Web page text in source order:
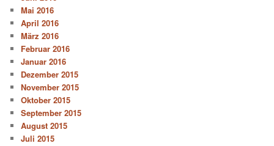
Mai 2016
April 2016
März 2016
Februar 2016
Januar 2016
Dezember 2015
November 2015
Oktober 2015
September 2015
August 2015
Juli 2015